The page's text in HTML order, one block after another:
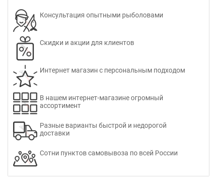
Консультация опытными рыболовами
Скидки и акции для клиентов
Интернет магазин с персональным подходом
В нашем интернет-магазине огромный
ассортимент
Разные варианты быстрой и недорогой
доставки
Сотни пунктов самовывоза по всей России